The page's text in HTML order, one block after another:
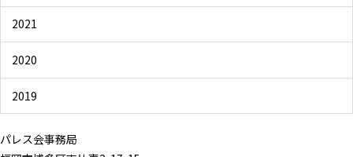
2021
2020
2019
パレス会事務局